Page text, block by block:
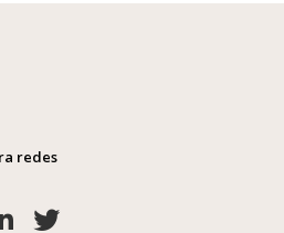
redes